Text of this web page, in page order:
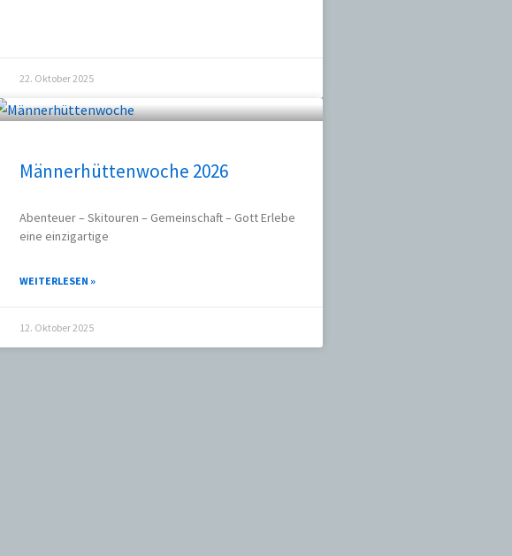
22. Oktober 2025
Männerhüttenwoche 2026
Abenteuer – Skitouren – Gemeinschaft – Gott Erlebe
eine einzigartige
WEITERLESEN »
12. Oktober 2025